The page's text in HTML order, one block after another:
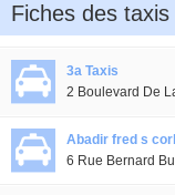
Fiches des
3a Taxis
2 Boulevard De
Abadir fred s
6 Rue Bernard